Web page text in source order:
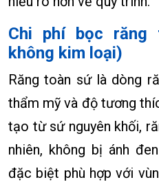
Chi phí bọc
không kim loại)
Răng toàn sứ là dòng
thẩm mỹ và độ tương
tạo từ sứ nguyên khối,
nhiên, không bị ánh
đặc biệt phù hợp với